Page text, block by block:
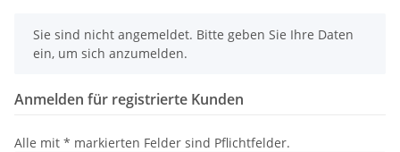
x
Sie sind nicht angemeldet. Bitte geben Sie Ihre Daten
ein, um sich anzumelden.
Anmelden für registrierte Kunden
Alle mit * markierten Felder sind Pflichtfelder.